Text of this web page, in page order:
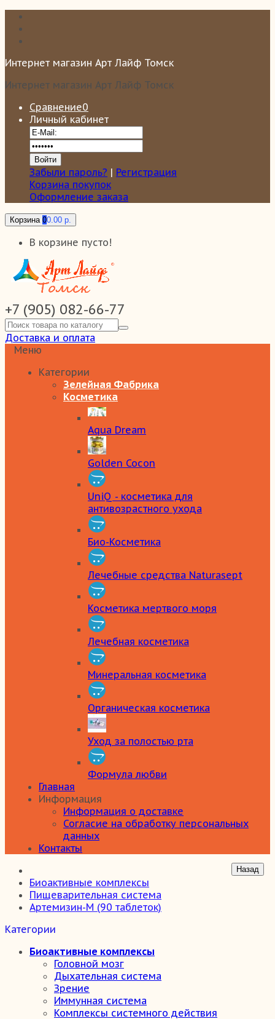
Интернет магазин Арт Лайф Томск
Интернет магазин Арт Лайф Томск
Сравнение0
Личный кабинет
Забыли пароль? | Регистрация
Корзина покупок
Оформление заказа
Корзина 00.00 р.
В корзине пусто!
+7 (905) 082-66-77
Доставка и оплата
Меню
Категории
Зелейная Фабрика
Косметика
Aqua Dream
Golden Cocon
UniQ - косметика для
антивозрастного ухода
Био-Косметика
Лечебные средства Naturasept
Косметика мертвого моря
Лечебная косметика
Минеральная косметика
Органическая косметика
Уход за полостью рта
Формула любви
Главная
Информация
Информация о доставке
Согласие на обработку персональных
данных
Контакты
Биоактивные комплексы
Пищеварительная система
Артемизин-M (90 таблеток)
Категории
Биоактивные комплексы
Головной мозг
Дыхательная система
Зрение
Иммунная система
Комплексы системного действия